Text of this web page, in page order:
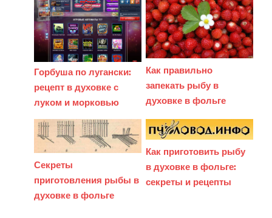
Горбуша по лугански:
рецепт в духовке с
луком и морковью
Как правильно
запекать рыбу в
духовке в фольге
Секреты
приготовления рыбы в
духовке в фольге
Как приготовить рыбу
в духовке в фольге:
секреты и рецепты